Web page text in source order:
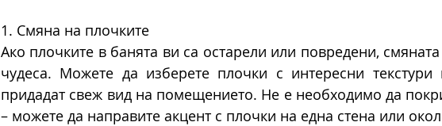
1. Смяна на плочките
Ако плочките в банята ви са остарели или повредени,
чудеса. Можете да изберете плочки с интересни
придадат свеж вид на помещението. Не е необходимо да
– можете да направите акцент с плочки на една стена или